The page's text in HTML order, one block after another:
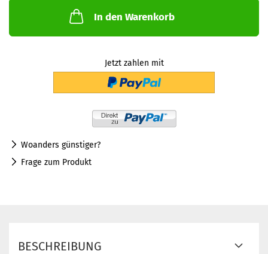
In den Warenkorb
Jetzt zahlen mit
Woanders günstiger?
Frage zum Produkt
BESCHREIBUNG